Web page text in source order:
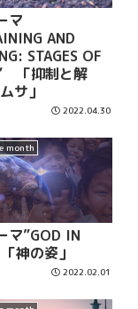
マ
AND
STAGES OF
「抑制と解
サ」
2022.04.30
month
マ”GOD IN
神の姿」
2022.02.01